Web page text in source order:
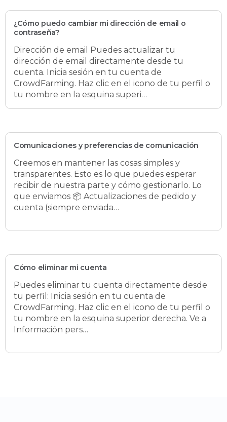
¿Cómo puedo cambiar mi dirección de email o
contraseña?
Dirección de email Puedes actualizar tu
dirección de email directamente desde tu
cuenta. Inicia sesión en tu cuenta de
CrowdFarming. Haz clic en el icono de tu perfil o
tu nombre en la esquina superi…
Comunicaciones y preferencias de comunicación
Creemos en mantener las cosas simples y
transparentes. Esto es lo que puedes esperar
recibir de nuestra parte y cómo gestionarlo. Lo
que enviamos 📦 Actualizaciones de pedido y
cuenta (siempre enviada…
Cómo eliminar mi cuenta
Puedes eliminar tu cuenta directamente desde
tu perfil: Inicia sesión en tu cuenta de
CrowdFarming. Haz clic en el icono de tu perfil o
tu nombre en la esquina superior derecha. Ve a
Información pers…